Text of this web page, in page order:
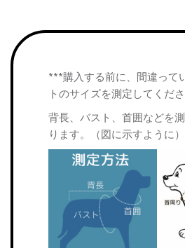
***購入する前に、間違って
トのサイズを測定してくださ
背長、バスト、首囲などを
ります。（図に示すように